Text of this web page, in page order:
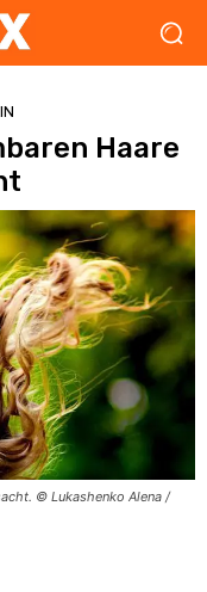
Haare
© Lukashenko Alena /